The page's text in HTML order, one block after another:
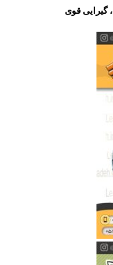
گیرایی قوی​